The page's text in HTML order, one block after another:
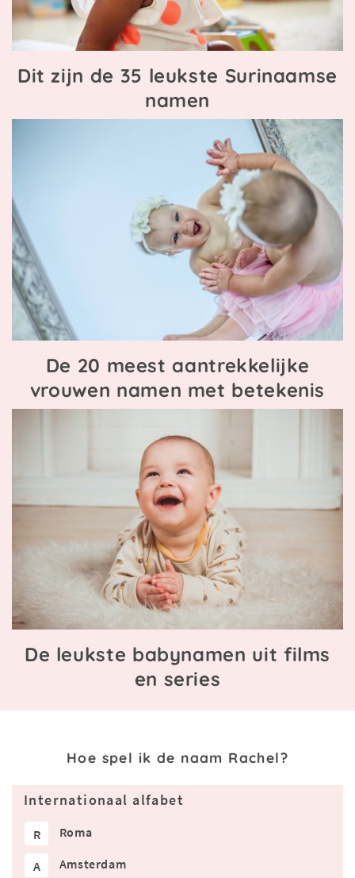
Dit zijn de 35 leukste Surinaamse
namen
De 20 meest aantrekkelijke
vrouwen namen met betekenis
De leukste babynamen uit films
en series
Hoe spel ik de naam Rachel?
Internationaal alfabet
R Roma
A Amsterdam